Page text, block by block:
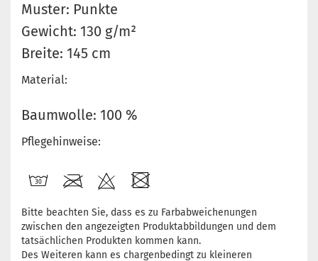
Muster: Punkte
Gewicht: 130 g/m²
Breite: 145 cm
Material:
Baumwolle: 100 %
Pflegehinweise:
Bitte beachten Sie, dass es zu Farbabweichenungen
zwischen den angezeigten Produktabbildungen und dem
tatsächlichen Produkten kommen kann.
Des Weiteren kann es chargenbedingt zu kleineren